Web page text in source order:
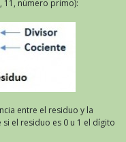
11, número primo):
entre el residuo y la
el residuo es 0 u 1 el dígito